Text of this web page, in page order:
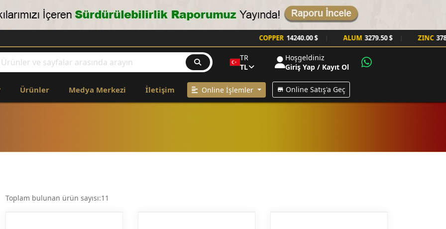
COPPER 14240.00 $ | ALUM 3279.50 $ | ZINC
TR
TL
Hoşgeldiniz
Giriş Yap / Kayıt Ol
Ürünler Medya Merkezi İletişim Online İşlemler Online Satış'a Geç
Toplam bulunan ürün sayısı:11